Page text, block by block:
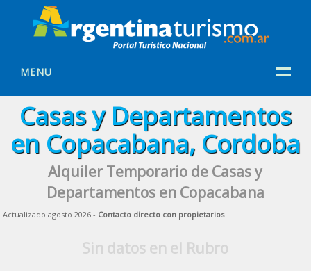
MENU
Casas y Departamentos
en Copacabana, Cordoba
Alquiler Temporario de Casas y
Departamentos en Copacabana
Actualizado agosto 2026 - Contacto directo con propietarios
Sin datos en el Rubro